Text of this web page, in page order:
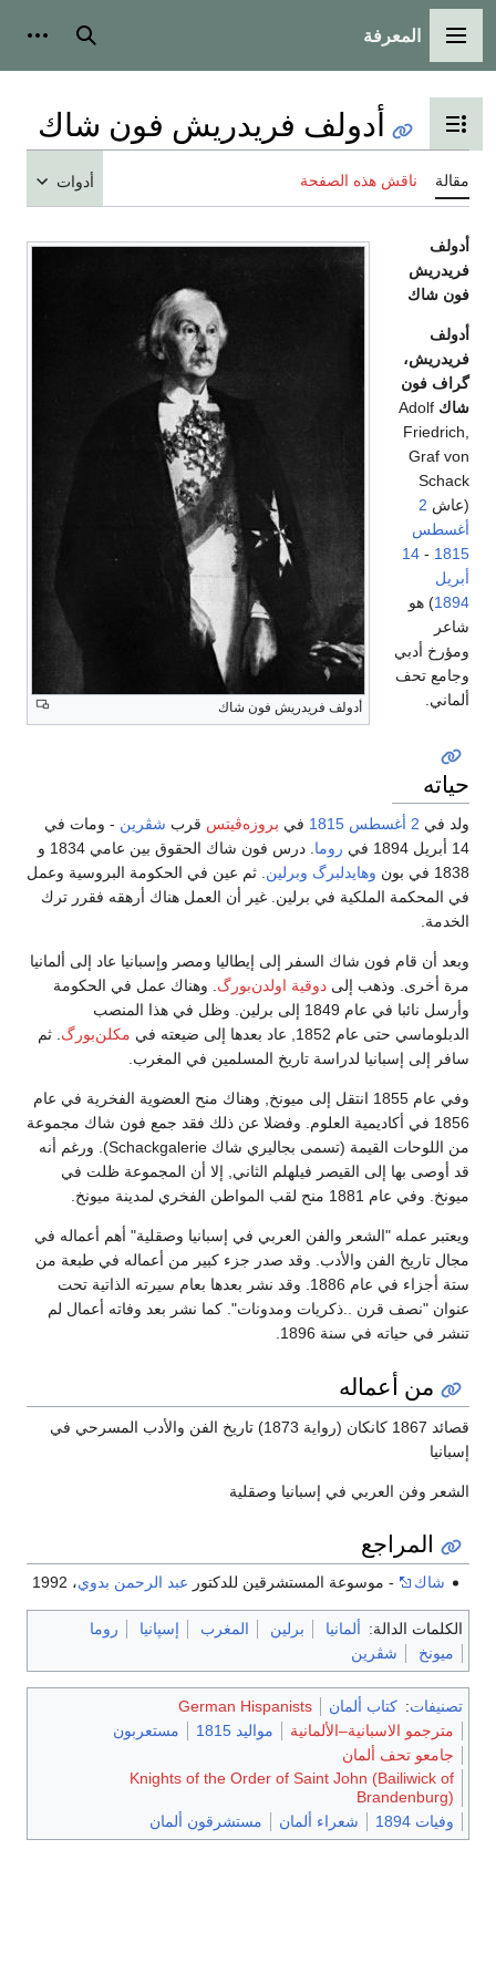
القائمة الرئيسية
المعرفة بحث
تبديل عرض جدول المحتويات
أدولف فريدريش فون شاك
مقالة ناقش هذه الصفحة أدوات
أدولف فريدريش فون شاك
أدولف
فريدريش
فون شاك
أدولف
فريدريش،
گراف فون
شاك Adolf
Friedrich,
Graf von
Schack
(عاش 2
أغسطس
1815
-
14
أبريل
1894) هو
شاعر
ومؤرخ أدبي
وجامع تحف
ألماني.
حياته
ولد في 2 أغسطس 1815 في بروزه‌ڤيتس قرب شڤرين - ومات في
14 أبريل 1894 في
روما
. درس فون شاك الحقوق بين عامي 1834 و
1838 في بون
وهايدلبرگ وبرلين. ثم عين في الحكومة البروسية وعمل
في المحكمة الملكية في برلين. غير أن العمل هناك أرهقه فقرر ترك
الخدمة.
وبعد أن قام فون شاك السفر إلى إيطاليا ومصر وإسبانيا عاد إلى ألمانيا
مرة أخرى. وذهب إلى دوقية اولدن‌بورگ. وهناك عمل في الحكومة
وأرسل نائبا في عام 1849 إلى برلين. وظل في هذا المنصب
الدبلوماسي حتى عام 1852, عاد بعدها إلى ضيعته في
مكلن‌بورگ. ثم
سافر إلى إسبانيا لدراسة تاريخ المسلمين في المغرب.
وفي عام 1855 انتقل إلى ميونخ, وهناك منح العضوية الفخرية في عام
1856 في أكاديمية العلوم. وفضلا عن ذلك فقد جمع فون شاك مجموعة
من اللوحات القيمة (تسمى بجاليري شاك Schackgalerie). ورغم أنه
قد أوصى بها إلى القيصر فيلهلم الثاني, إلا أن المجموعة ظلت في
ميونخ. وفي عام 1881 منح لقب المواطن الفخري لمدينة ميونخ.
ويعتبر عمله "الشعر والفن العربي في إسبانيا وصقلية" أهم أعماله في
مجال تاريخ الفن والأدب. وقد صدر جزء كبير من أعماله في طبعة من
ستة أجزاء في عام 1886. وقد نشر بعدها بعام سيرته الذاتية تحت
عنوان "نصف قرن ..ذكريات ومدونات". كما نشر بعد وفاته أعمال لم
تنشر في حياته في سنة 1896.
من أعماله
قصائد 1867 كانكان (رواية 1873) تاريخ الفن والأدب المسرحي في
إسبانيا
الشعر وفن العربي في إسبانيا وصقلية
المراجع
شاك - موسوعة المستشرقين للدكتور عبد الرحمن بدوي، 1992
الكلمات الدالة: ألمانيا برلين المغرب إسپانيا
روما
ميونخ
شڤرين
تصنيفات: كتاب ألمان
German Hispanists
مترجمو الاسبانية–الألمانية
مواليد 1815
مستعربون
جامعو تحف ألمان
Knights of the Order of Saint John (Bailiwick of
Brandenburg)
وفيات 1894
شعراء ألمان مستشرقون ألمان